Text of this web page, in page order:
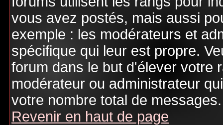
vous avez postés, mais aussi
exemple : les modérateurs et
spécifique qui leur est propre.
forum dans le but d'élever votre
modérateur ou administrateur
votre nombre total de messages.
Revenir en haut de page